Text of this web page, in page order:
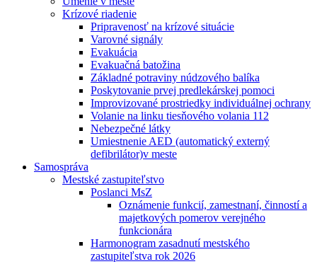
Krízové riadenie
Pripravenosť na krízové situácie
Varovné signály
Evakuácia
Evakuačná batožina
Základné potraviny núdzového balíka
Poskytovanie prvej predlekárskej pomoci
Improvizované prostriedky individuálnej ochrany
Volanie na linku tiesňového volania 112
Nebezpečné látky
Umiestnenie AED (automatický externý
defibrilátor)v meste
Samospráva
Mestské zastupiteľstvo
Poslanci MsZ
Oznámenie funkcií, zamestnaní, činností a
majetkových pomerov verejného
funkcionára
Harmonogram zasadnutí mestského
zastupiteľstva rok 2026